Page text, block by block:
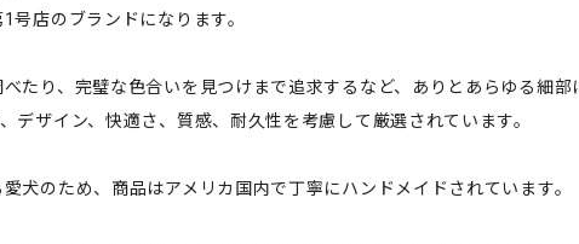
号店のブランドになります。
たり、完璧な色合いを見つけまで追求するなど、ありとあらゆる細部
デザイン、快適さ、質感、耐久性を考慮して厳選されています。
犬のため、商品はアメリカ国内で丁寧にハンドメイドされています。